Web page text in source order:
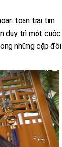
toàn trái tim
duy trì một cuộc
những cặp đôi